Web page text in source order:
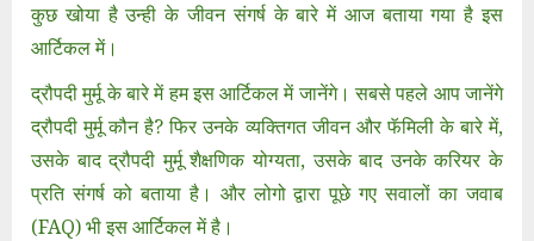
कुछ खोया है उन्ही के जीवन संगर्ष के बारे में आज बताया गया है इस
आर्टिकल में।
द्रौपदी मुर्मू के बारे में हम इस आर्टिकल में जानेंगे। सबसे पहले आप जानेंगे
द्रौपदी मुर्मू कौन है? फिर उनके व्यक्तिगत जीवन और फॅमिली के बारे में,
उसके बाद द्रौपदी मुर्मू शैक्षणिक योग्यता, उसके बाद उनके करियर के
प्रति संगर्ष को बताया है। और लोगो द्वारा पूछे गए सवालों का जवाब
(FAQ) भी इस आर्टिकल में है।